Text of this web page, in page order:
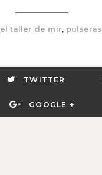
el taller de mir, pulseras
TWITTER
GOOGLE +